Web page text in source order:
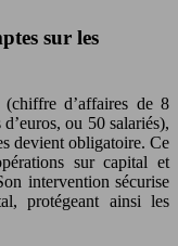
sur les
d’affaires de 8
ou 50 salariés),
devient obligatoire. Ce
sur capital et
intervention sécurise
protégeant ainsi les